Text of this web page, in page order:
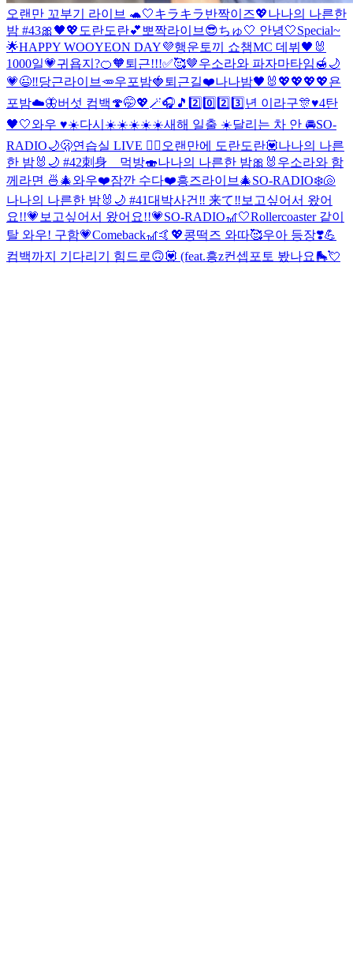
오랜만 꼬부기 라이브 🐢🤍キラキラ반짝이즈💖나나의 나른한
밤 #43🎀🖤💖 도란도란💕 뽀짝라이브😎ちゅ🤍 안녕🤍Special~
🌟HAPPY WOOYEON DAY💜행운토끼 쇼챔MC 데뷔🖤🐰
1000일💗귀욥지?🍊🧡퇴근!!!✅🥰🤎우소라와 파자마타임🍯🌙
💗😉‼️당근라이브🥕우포밤🍓퇴근길❤️나나밤🖤🐰 💖💖💖💖욘
포밤☁️🦋버섯 컴백🍄🤭💖🪄🎧🎵 2️⃣0️⃣2️⃣3️⃣년 이라구🎊♥️4탄
🖤🤍와우 ♥️☀️다시☀️☀️☀️☀️☀️새해 일출 ☀️달리는 차 안 🚘SO-
RADIO🌙🫢연습실 LIVE ❤️‍🔥 오랜만에 도란도란💟나나의 나른
한 밤🐰🌙 #42刺身 먹방🍣나나의 나른한 밤🎀🐰 우소라와 함
께라면 🍜🎄와우❤️잠깐 수다❤️흥즈라이브🎄SO-RADIO❄️🐚
나나의 나른한 밤🐰🌙 #41대박사건‼️ 来て‼️ 보고싶어서 왔어
요!!💗 보고싶어서 왔어요!!💗SO-RADIO🎢🤍Rollercoaster 같이
탈 와우! 구함💗Comeback🎢🤙💖콩떡즈 와따🥰우아 등장❣️💪
컴백까지 기다리기 힘드로🙃💟 (feat.흥z컨셉포토 봤나요🛼💘